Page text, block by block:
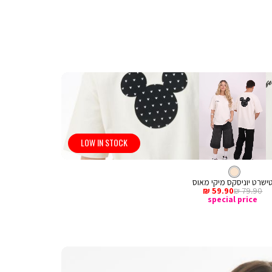
LOW IN STOCK
צבע
קרם
קרם
טישרט יוניסקס מיקי מאוס
מחיר
מכירה
59.90 ₪
מחיר
רגיל
79.90 ₪
special price
טי
שירט